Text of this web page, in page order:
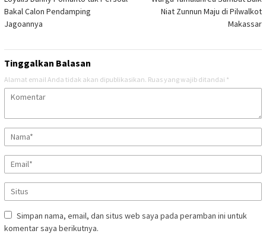
pos
Bakal Calon Pendamping
Jagoannya
Niat Zunnun Maju di Pilwalkot
Makassar
Tinggalkan Balasan
Alamat email Anda tidak akan dipublikasikan. Ruas yang wajib ditandai *
Simpan nama, email, dan situs web saya pada peramban ini untuk
komentar saya berikutnya.